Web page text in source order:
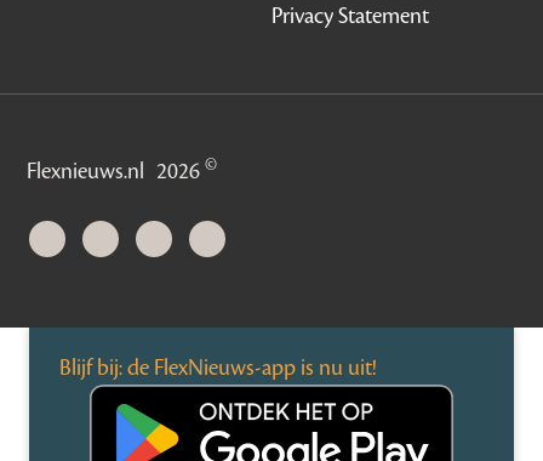
Privacy Statement
Flexnieuws.nl 2026©
Blijf bij: de FlexNieuws-app is nu uit!